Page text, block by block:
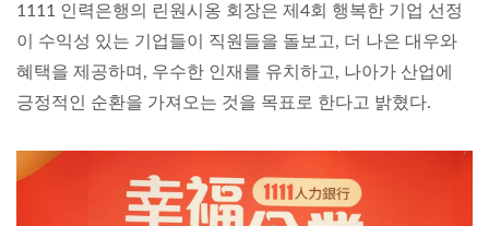
1111 인력은행의 린원시옹 회장은 제4회 행복한 기업 선정
이 수익성 있는 기업들이 직원들을 돌보고, 더 나은 대우와
혜택을 제공하며, 우수한 인재를 유치하고, 나아가 산업에
긍정적인 순환을 가져오는 것을 목표로 한다고 밝혔다.